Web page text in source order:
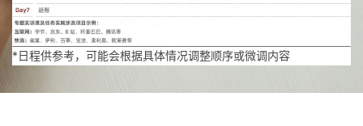
*日程供参考，可能会根据具体情况调整顺序或微调内容